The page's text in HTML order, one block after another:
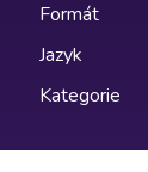
Formát
Jazyk
Kategorie